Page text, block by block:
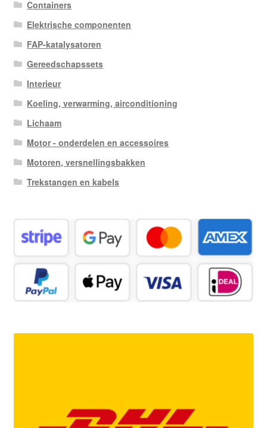
Containers
Elektrische componenten
FAP-katalysatoren
Gereedschapssets
Interieur
Koeling, verwarming, airconditioning
Lichaam
Motor - onderdelen en accessoires
Motoren, versnellingsbakken
Trekstangen en kabels